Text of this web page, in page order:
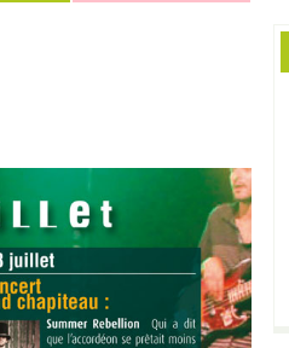
juillet 2026 – 21h
– ZFO c ...